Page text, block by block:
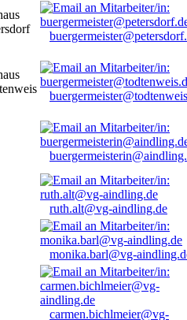
ruth.alt@vg-aindling.de
monika.barl@vg-
carmen.bichlmeier@vg-